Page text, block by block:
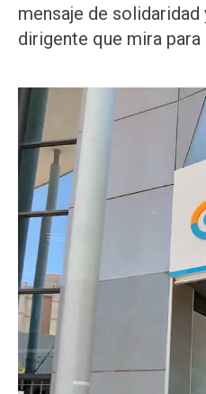
mensaje de solidaridad
dirigente que mira para